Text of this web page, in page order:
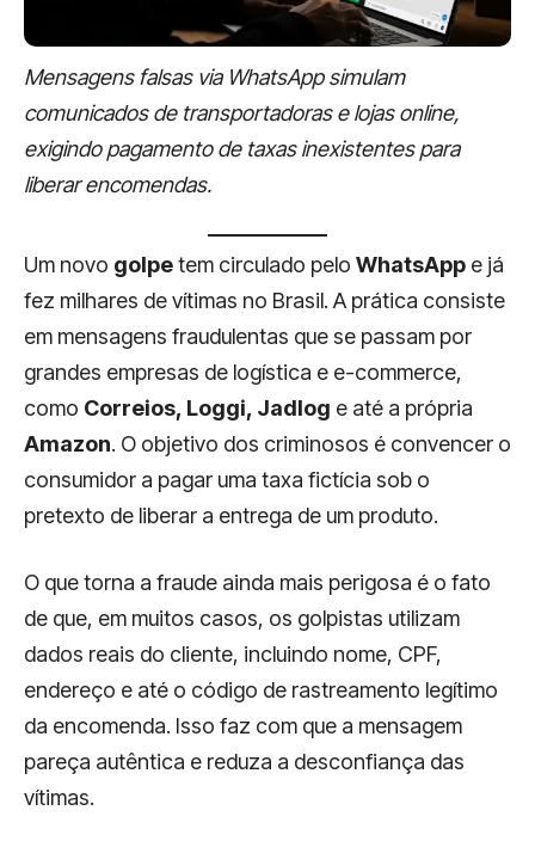
Mensagens falsas via WhatsApp simulam
comunicados de transportadoras e lojas online,
exigindo pagamento de taxas inexistentes para
liberar encomendas.
Um novo golpetem circulado pelo WhatsApp e já
fez milhares de vítimas no Brasil. A prática consiste
em mensagens fraudulentas que se passam por
grandes empresas de logística e e-commerce,
como Correios, Loggi, Jadlog e até a própria
Amazon. O objetivo dos criminosos é convencer o
consumidor a pagar uma taxa fictícia sob o
pretexto de liberar a entrega de um produto.
O que torna a fraude ainda mais perigosa é o fato
de que, em muitos casos, os golpistas utilizam
dados reais do cliente, incluindo nome, CPF,
endereço e até o código de rastreamento legítimo
da encomenda. Isso faz com que a mensagem
pareça autêntica e reduza a desconfiança das
vítimas.